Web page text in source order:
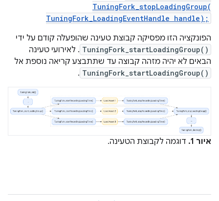
TuningFork_stopLoadingGroup(
TuningFork_LoadingEventHandle handle);
הפונקציה הזו מפסיקה קבוצת טעינה שהופעלה קודם על ידי
TuningFork_startLoadingGroup() . לאירועי טעינה
הבאים לא יהיה מזהה קבוצה עד שתתבצע קריאה נוספת אל
TuningFork_startLoadingGroup()
.
איור 1. דוגמה לקבוצת הטעינה.